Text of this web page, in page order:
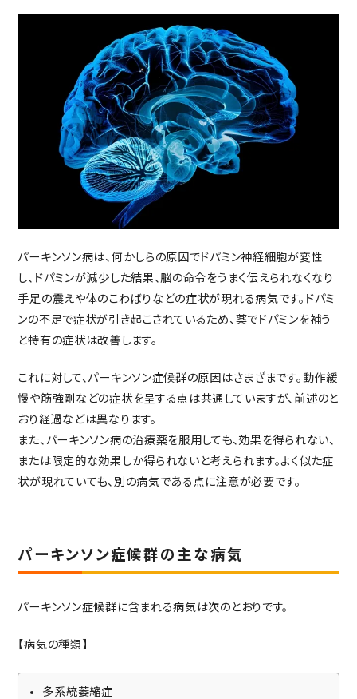
パーキンソン病は、何かしらの原因でドパミン神経細胞が変性
し、ドパミンが減少した結果、脳の命令をうまく伝えられなくなり
手足の震えや体のこわばりなどの症状が現れる病気です。ドパミ
ンの不足で症状が引き起こされているため、薬でドパミンを補う
と特有の症状は改善します。
これに対して、パーキンソン症候群の原因はさまざまです。動作緩
慢や筋強剛などの症状を呈する点は共通していますが、前述のと
おり経過などは異なります。
また、パーキンソン病の治療薬を服用しても、効果を得られない、
または限定的な効果しか得られないと考えられます。よく似た症
状が現れていても、別の病気である点に注意が必要です。
パーキンソン症候群の主な病気
パーキンソン症候群に含まれる病気は次のとおりです。
【病気の種類】
多系統萎縮症